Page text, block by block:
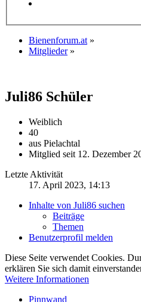
Bienenforum.at »
Mitglieder »
Juli86 Schüler
Weiblich
40
aus Pielachtal
Mitglied seit 12. Dezember
Letzte Aktivität
17. April 2023, 14:13
Inhalte von Juli86 suchen
Beiträge
Themen
Benutzerprofil melden
Diese Seite verwendet Cookies.
erklären Sie sich damit
Weitere Informationen
Pinnwand